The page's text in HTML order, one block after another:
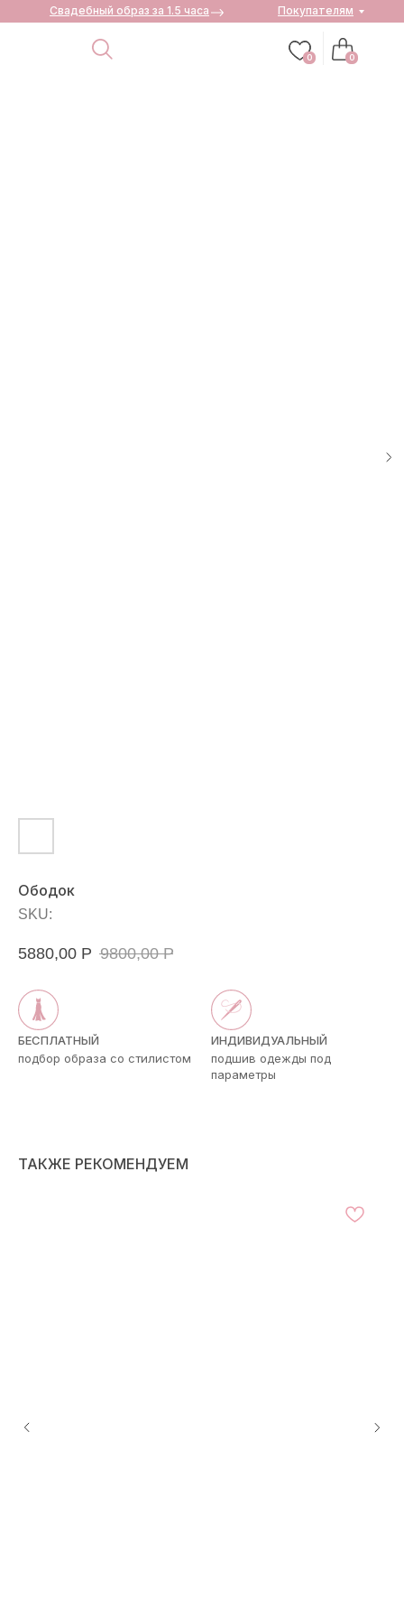
0
0
Покупателям
Свадебный образ за 1.5 часа
Ободок
SKU:
5880,00 Р 9800,00 Р
БЕСПЛАТНЫЙ
подбор образа со стилистом
ИНДИВИДУАЛЬНЫЙ
подшив одежды под
параметры
ТАКЖЕ РЕКОМЕНДУЕМ